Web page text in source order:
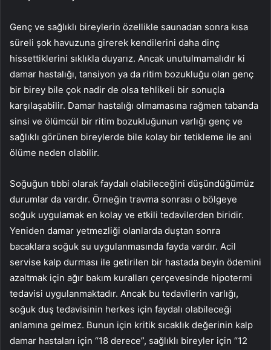
Genç ve sağlıklı bireylerin özellikle saunadan sonra kısa
süreli şok havuzuna girerek kendilerini daha dinç
hissettiklerini sıklıkla duyarız. Ancak unutulmamalıdır ki
damar hastalığı, tansiyon ya da ritim bozukluğu olan genç
bir birey bile çok nadir de olsa tehlikeli bir sonuçla
karşılaşabilir. Damar hastalığı olmamasına rağmen tabanda
sinsi ve ölümcül bir ritim bozukluğunun varlığı genç ve
sağlıklı görünen bireylerde bile kolay bir tetikleme ile ani
ölüme neden olabilir.
Soğuğun tıbbi olarak faydalı olabileceğini düşündüğümüz
durumlar da vardır. Örneğin travma sonrası o bölgeye
soğuk uygulamak en kolay ve etkili tedavilerden biridir.
Yeniden damar yetmezliği olanlarda duştan sonra
bacaklara soğuk su uygulanmasında fayda vardır. Acil
servise kalp durması ile getirilen bir hastada beyin ödemini
azaltmak için ağır bakım kuralları çerçevesinde hipotermi
tedavisi uygulanmaktadır. Ancak bu tedavilerin varlığı,
soğuk duş tedavisinin herkes için faydalı olabileceği
anlamına gelmez. Bunun için kritik sıcaklık değerinin kalp
damar hastaları için “18 derece”, sağlıklı bireyler için “12